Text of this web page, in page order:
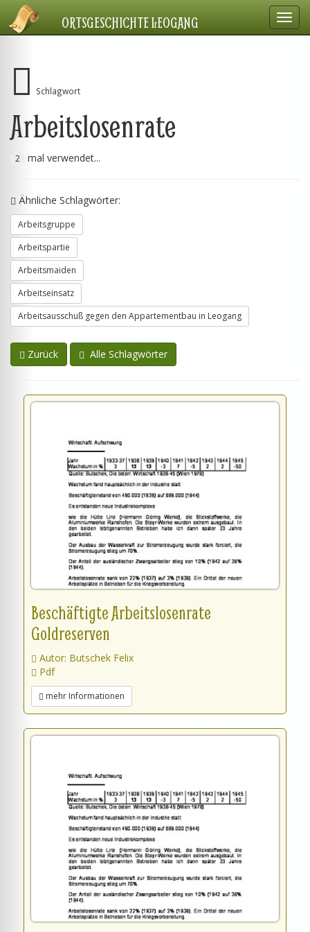
ORTSGESCHICHTE LEOGANG
Schlagwort
Arbeitslosenrate
2 mal verwendet...
Ähnliche Schlagwörter:
Arbeitsgruppe
Arbeitspartie
Arbeitsmaiden
Arbeitseinsatz
Arbeitsausschuß gegen den Appartementbau in Leogang
Zurück Alle Schlagwörter
Beschäftigte Arbeitslosenrate
Goldreserven
Autor: Butschek Felix
Pdf
mehr Informationen